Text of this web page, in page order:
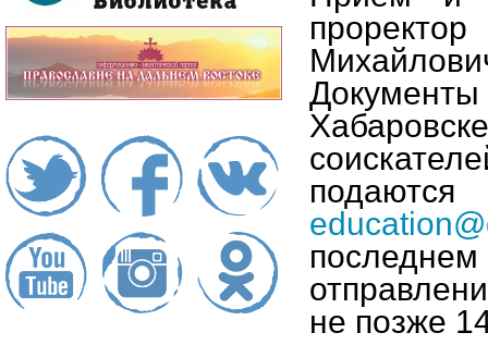
education@
не позже